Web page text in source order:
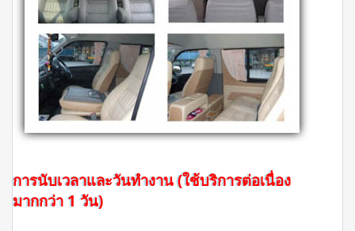
การนับเวลาและวันทำงาน (ใช้บริการต่อเนื่อง
มากกว่า 1 วัน)